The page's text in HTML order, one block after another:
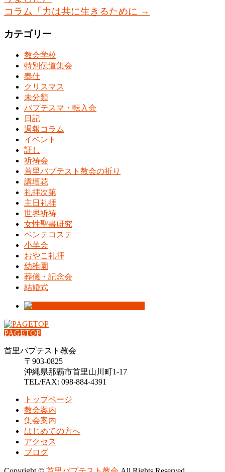
コラム「力は共に生きるために →
カテゴリー
教会学校
特別伝道集会
奉仕
クリスマス
未分類
バプテスマ・転入会
日記
週報コラム
イベント
証し
祈祷会
首里バプテスト教会の祈り
講壇花
礼拝次第
主日礼拝
世界祈祷
女性聖書研究
ペンテコステ
小羊会
おやこ礼拝
幼稚園
葬儀・記念会
結婚式
PAGETOP
首里バプテスト教会
〒903-0825
沖縄県那覇市首里山川町1-17
TEL/FAX: 098-884-4391
トップページ
教会案内
集会案内
はじめての方へ
アクセス
ブログ